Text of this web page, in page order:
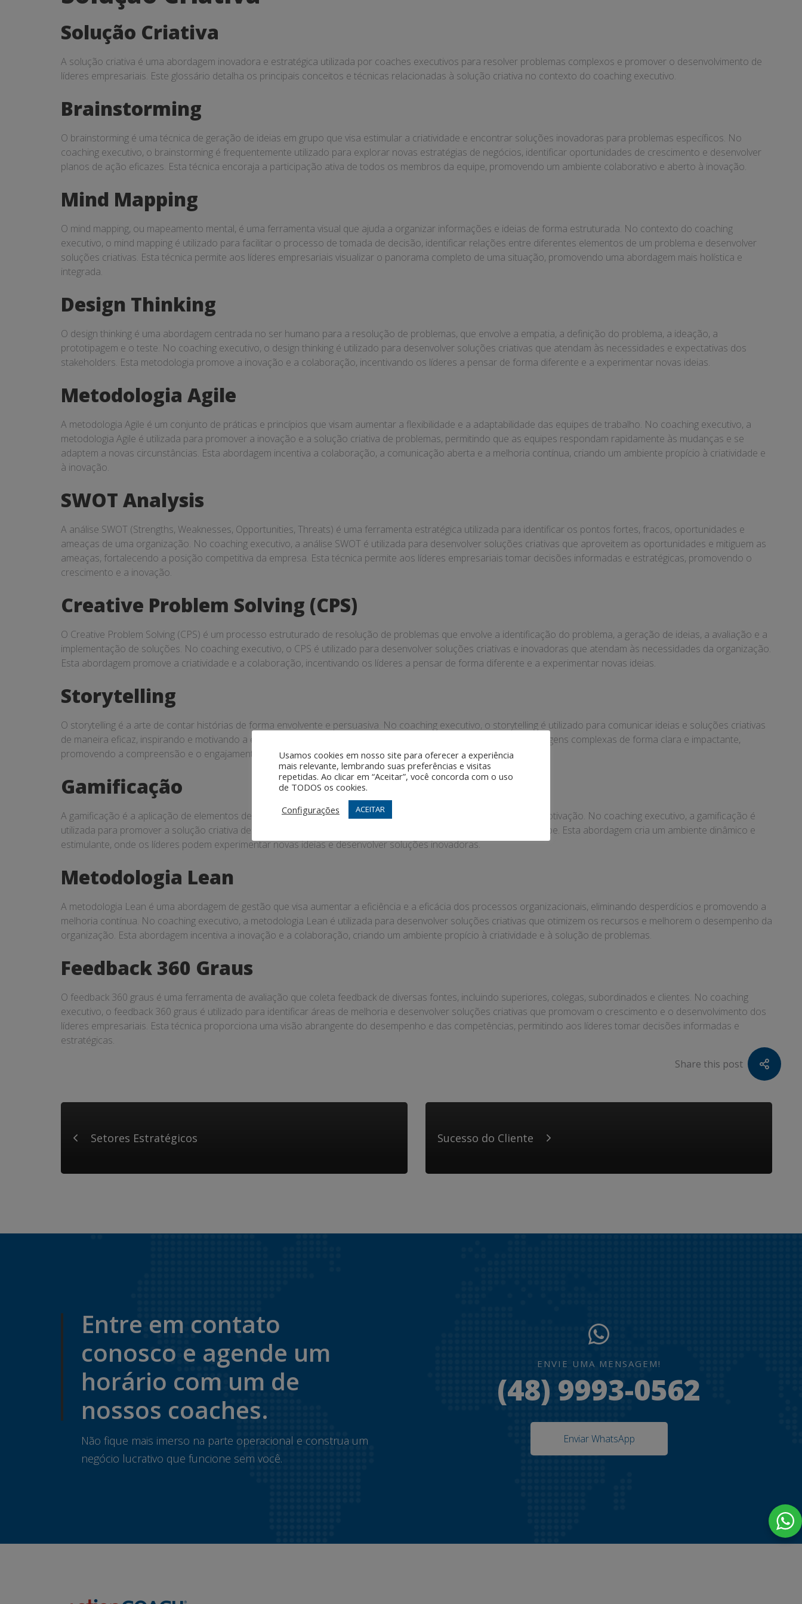
Criativa
Solução Criativa
A solução criativa é uma abordagem inovadora e estratégica utilizada por coaches executivos para resolver problemas complexos e promover o desenvolvimento de
líderes empresariais. Este glossário detalha os principais conceitos e técnicas relacionadas à solução criativa no contexto do coaching executivo.
Brainstorming
O brainstorming é uma técnica de geração de ideias em grupo que visa estimular a criatividade e encontrar soluções inovadoras para problemas específicos. No
coaching executivo, o brainstorming é frequentemente utilizado para explorar novas estratégias de negócios, identificar oportunidades de crescimento e desenvolver
planos de ação eficazes. Esta técnica encoraja a participação ativa de todos os membros da equipe, promovendo um ambiente colaborativo e aberto à inovação.
Mind Mapping
O mind mapping, ou mapeamento mental, é uma ferramenta visual que ajuda a organizar informações e ideias de forma estruturada. No contexto do coaching
executivo, o mind mapping é utilizado para facilitar o processo de tomada de decisão, identificar relações entre diferentes elementos de um problema e desenvolver
soluções criativas. Esta técnica permite aos líderes empresariais visualizar o panorama completo de uma situação, promovendo uma abordagem mais holística e
integrada.
Design Thinking
O design thinking é uma abordagem centrada no ser humano para a resolução de problemas, que envolve a empatia, a definição do problema, a ideação, a
prototipagem e o teste. No coaching executivo, o design thinking é utilizado para desenvolver soluções criativas que atendam às necessidades e expectativas dos
stakeholders. Esta metodologia promove a inovação e a colaboração, incentivando os líderes a pensar de forma diferente e a experimentar novas ideias.
Metodologia Agile
A metodologia Agile é um conjunto de práticas e princípios que visam aumentar a flexibilidade e a adaptabilidade das equipes de trabalho. No coaching executivo, a
metodologia Agile é utilizada para promover a inovação e a solução criativa de problemas, permitindo que as equipes respondam rapidamente às mudanças e se
adaptem a novas circunstâncias. Esta abordagem incentiva a colaboração, a comunicação aberta e a melhoria contínua, criando um ambiente propício à criatividade e
à inovação.
SWOT Analysis
A análise SWOT (Strengths, Weaknesses, Opportunities, Threats) é uma ferramenta estratégica utilizada para identificar os pontos fortes, fracos, oportunidades e
ameaças de uma organização. No coaching executivo, a análise SWOT é utilizada para desenvolver soluções criativas que aproveitem as oportunidades e mitiguem as
ameaças, fortalecendo a posição competitiva da empresa. Esta técnica permite aos líderes empresariais tomar decisões informadas e estratégicas, promovendo o
crescimento e a inovação.
Creative Problem Solving (CPS)
O Creative Problem Solving (CPS) é um processo estruturado de resolução de problemas que envolve a identificação do problema, a geração de ideias, a avaliação e a
implementação de soluções. No coaching executivo, o CPS é utilizado para desenvolver soluções criativas e inovadoras que atendam às necessidades da organização.
Esta abordagem promove a criatividade e a colaboração, incentivando os líderes a pensar de forma diferente e a experimentar novas ideias.
Storytelling
O storytelling é a arte de contar histórias de forma envolvente e persuasiva. No coaching executivo, o storytelling é utilizado para comunicar ideias e soluções criativas
de maneira eficaz, inspirando e motivando a equipe. Esta técnica permite aos líderes empresariais transmitir mensagens complexas de forma clara e impactante,
promovendo a compreensão e o engajamento.
Gamificação
A gamificação é a aplicação de elementos de jogos em contextos não lúdicos para aumentar o engajamento e a motivação. No coaching executivo, a gamificação é
utilizada para promover a solução criativa de problemas, incentivando a participação ativa e a colaboração da equipe. Esta abordagem cria um ambiente dinâmico e
estimulante, onde os líderes podem experimentar novas ideias e desenvolver soluções inovadoras.
Metodologia Lean
A metodologia Lean é uma abordagem de gestão que visa aumentar a eficiência e a eficácia dos processos organizacionais, eliminando desperdícios e promovendo a
melhoria contínua. No coaching executivo, a metodologia Lean é utilizada para desenvolver soluções criativas que otimizem os recursos e melhorem o desempenho da
organização. Esta abordagem incentiva a inovação e a colaboração, criando um ambiente propício à criatividade e à solução de problemas.
Feedback 360 Graus
O feedback 360 graus é uma ferramenta de avaliação que coleta feedback de diversas fontes, incluindo superiores, colegas, subordinados e clientes. No coaching
executivo, o feedback 360 graus é utilizado para identificar áreas de melhoria e desenvolver soluções criativas que promovam o crescimento e o desenvolvimento dos
líderes empresariais. Esta técnica proporciona uma visão abrangente do desempenho e das competências, permitindo aos líderes tomar decisões informadas e
estratégicas.
Share this post
Setores Estratégicos Sucesso do Cliente
Entre em contato
conosco e agende um
horário com um de
nossos coaches.
Não fique mais imerso na parte operacional e construa um
negócio lucrativo que funcione sem você.
ENVIE UMA MENSAGEM!
(48) 9993-0562
Enviar WhatsApp
Usamos cookies em nosso site para oferecer a experiência
mais relevante, lembrando suas preferências e visitas
repetidas. Ao clicar em “Aceitar”, você concorda com o uso
de TODOS os cookies.
Configurações
ACEITAR